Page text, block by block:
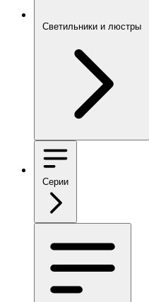
Светильники и люстры
Серии